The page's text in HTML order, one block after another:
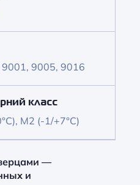
9005, 9016
класс
M2 (-1/+7°C)
—
и